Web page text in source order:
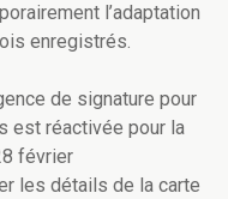
l’adaptation
enregistrés.
de signature pour
est réactivée pour la
février
les détails de la carte